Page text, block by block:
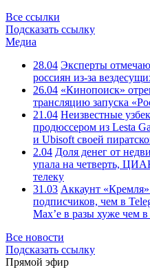
Все ссылки
Подсказать ссылку
Медиа
28.04 Эксперты
россиян из-за
26.04 «Кинопоиск»
трансляцию запуска
21.04 Неизвестные
продюссером из Lesta
и Ubisoft своей
2.04 Доля денег от
упала на четверть,
телеку
31.03 Аккаунт
подписчиков, чем в
Max’е в разы хуже чем в
Все новости
Подсказать ссылку
Прямой эфир